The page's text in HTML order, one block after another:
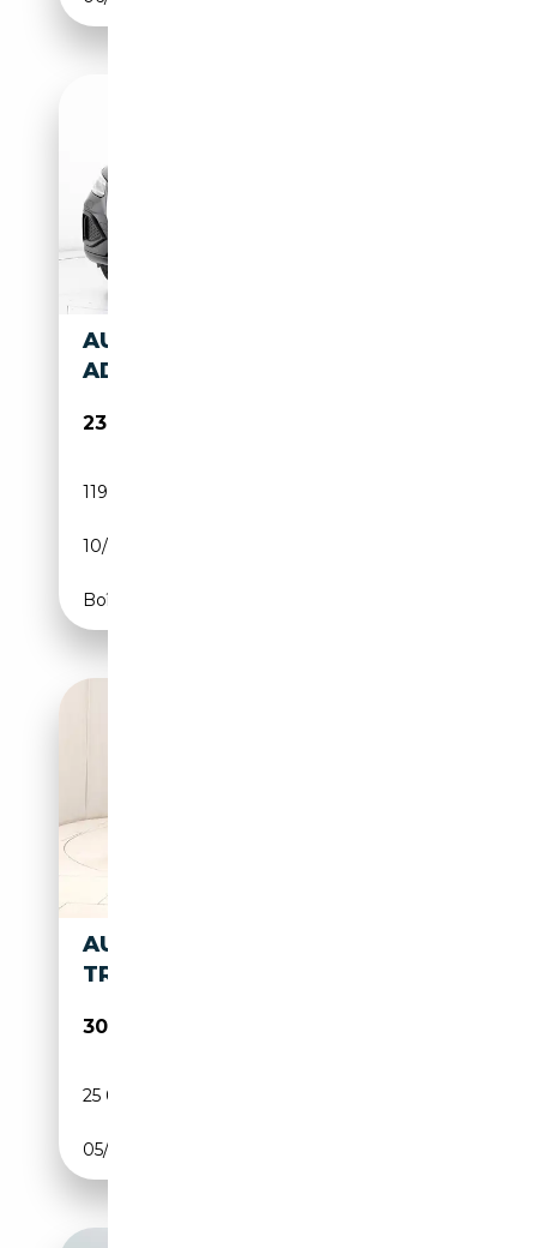
AUDI Q2 30 TDI S TRONIC
ADMIRED
23 900€
119 521 km
10/2023
Boîte automatique
AUDI Q2 35 TFSI S
TRONIC
30 500€
25 090 km
05/2025